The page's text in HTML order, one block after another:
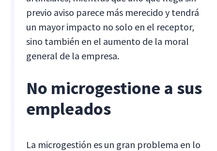
previo aviso parece más merecido y tendrá
un mayor impacto no solo en el receptor,
sino también en el aumento de la moral
general de la empresa.
No microgestione a sus
empleados
La microgestión es un gran problema en lo